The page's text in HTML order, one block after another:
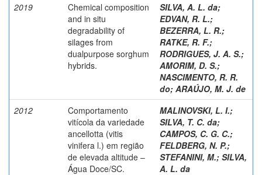
2019
Chemical composition
and in situ
degradability of
silages from
dualpurpose sorghum
hybrids.
SILVA, A. L. da;
EDVAN, R. L.;
BEZERRA, L. R.;
RATKE, R. F.;
RODRIGUES, J. A. S.;
AMORIM, D. S.;
NASCIMENTO, R. R.
do; ARAÚJO, M. J. de
2012
Comportamento
vitícola da variedade
ancellotta (vitis
vinifera l.) em região
de elevada altitude –
Água Doce/SC.
MALINOVSKI, L. I.;
SILVA, T. C. da;
CAMPOS, C. G. C.;
FELDBERG, N. P.;
STEFANINI, M.; SILVA,
A. L. da